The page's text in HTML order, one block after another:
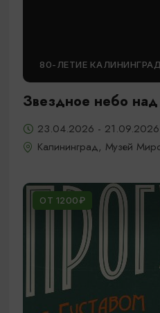
80-ЛЕТИЕ
Звездное небо над
23.04.2026 - 21.09.2026
Калининград, Музей
ОТ 1200₽